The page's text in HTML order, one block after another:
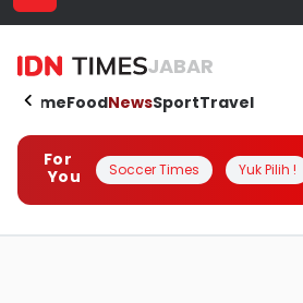
JABAR
HomeFoodNewsSportTravel
For
You
Soccer Times Yuk Pilih !